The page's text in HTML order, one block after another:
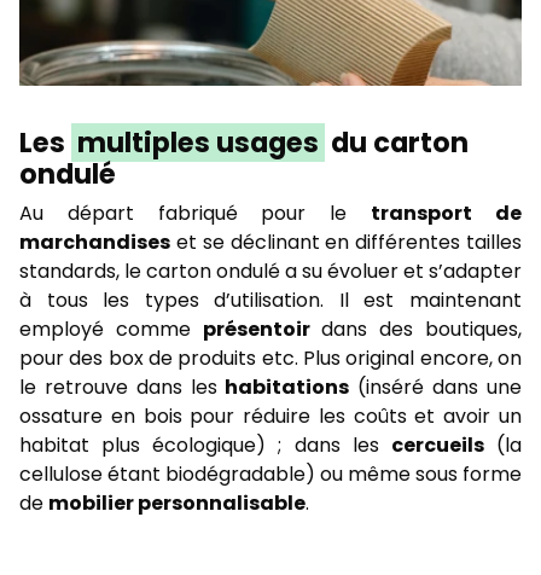
Les multiples usages du carton
ondulé
Au départ fabriqué pour le transport de
marchandises et se déclinant en différentes tailles
standards, le carton ondulé a su évoluer et s’adapter
à tous les types d’utilisation. Il est maintenant
employé comme présentoirdans des boutiques,
pour des box de produits etc. Plus original encore, on
le retrouve dans les habitations (inséré dans une
ossature en bois pour réduire les coûts et avoir un
habitat plus écologique) ; dans les cercueils(la
cellulose étant biodégradable) ou même sous forme
de mobilier personnalisable.